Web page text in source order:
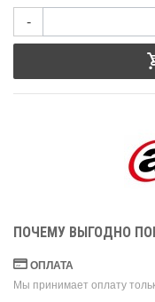
-
ПОЧЕМУ ВЫГОДНО
ОПЛАТА
Мы принимает оплату